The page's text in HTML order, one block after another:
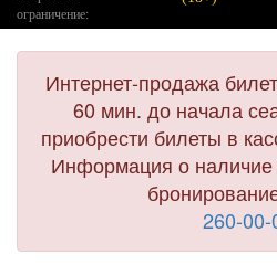
ограничение:
Интернет-продажа
60 мин. до начала
приобрести билеты в
Информация о
260-00-